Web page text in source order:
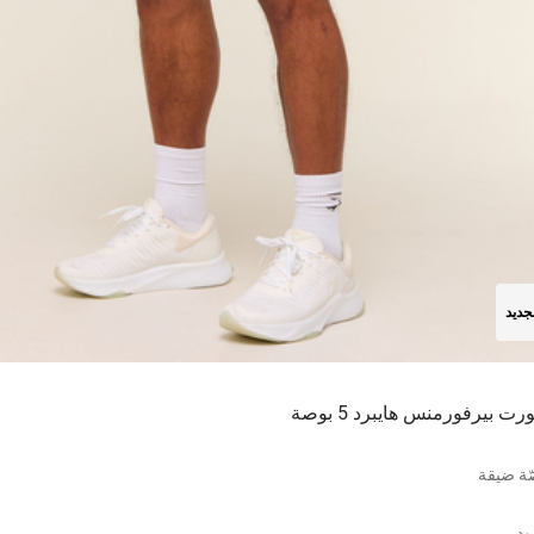
بيرفورمنس هايبرد 5 بوصة
ضيقة